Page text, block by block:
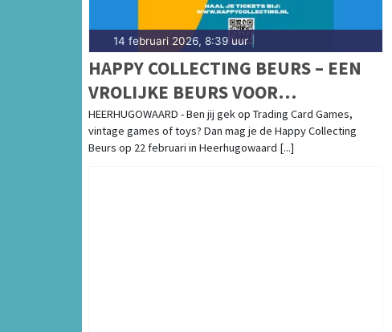
14 februari 2026, 8:39 uur|
HAPPY COLLECTING BEURS – EEN
VROLIJKE BEURS VOOR
ENTHOUSIASTE VERZAMELAARS
HEERHUGOWAARD - Ben jij gek op Trading Card Games,
vintage games of toys? Dan mag je de Happy Collecting
Beurs op 22 februari in Heerhugowaard [...]